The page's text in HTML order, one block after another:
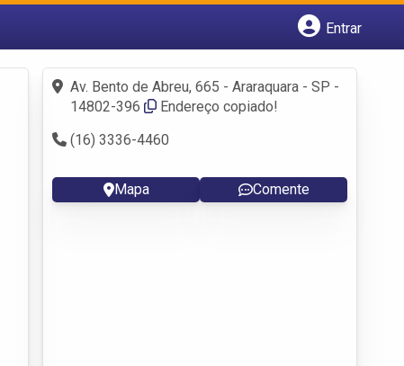
Entrar
Fazer login
Criar conta
Av. Bento de Abreu, 665 - Araraquara - SP -
14802-396
Endereço copiado!
(16) 3336-4460
Mapa Comente